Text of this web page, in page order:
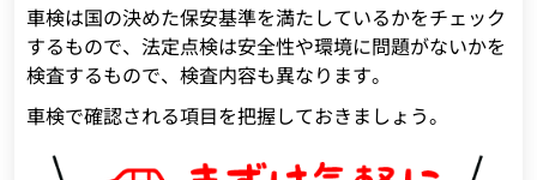
車検は国の決めた保安基準を満たしているかをチェック
するもので、法定点検は安全性や環境に問題がないかを
検査するもので、検査内容も異なります。
車検で確認される項目を把握しておきましょう。